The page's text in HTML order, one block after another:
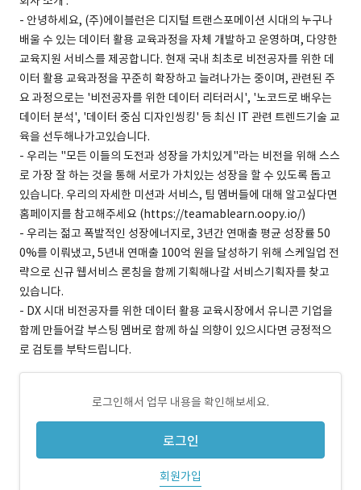
- 안녕하세요, (주)에이블런은 디지털 트랜스포메이션 시대의 누구나
배울 수 있는 데이터 활용 교육과정을 자체 개발하고 운영하며, 다양한
교육지원 서비스를 제공합니다. 현재 국내 최초로 비전공자를 위한 데
이터 활용 교육과정을 꾸준히 확장하고 늘려나가는 중이며, 관련된 주
요 과정으로는 '비전공자를 위한 데이터 리터러시', '노코드로 배우는
데이터 분석', '데이터 중심 디자인씽킹' 등 최신 IT 관련 트렌드기술 교
육을 선두해나가고있습니다.
- 우리는 "모든 이들의 도전과 성장을 가치있게"라는 비전을 위해 스스
로 가장 잘 하는 것을 통해 서로가 가치있는 성장을 할 수 있도록 돕고
있습니다. 우리의 자세한 미션과 서비스, 팀 멤버들에 대해 알고싶다면
홈페이지를 참고해주세요 (https://teamablearn.oopy.io/)
- 우리는 젊고 폭발적인 성장에너지로, 3년간 연매출 평균 성장률 50
0%를 이뤄냈고, 5년내 연매출 100억 원을 달성하기 위해 스케일업 전
략으로 신규 웹서비스 론칭을 함께 기획해나갈 서비스기획자를 찾고
있습니다.
- DX 시대 비전공자를 위한 데이터 활용 교육시장에서 유니콘 기업을
함께 만들어갈 부스팅 멤버로 함께 하실 의향이 있으시다면 긍정적으
로 검토를 부탁드립니다.
로그인해서 업무 내용을 확인해보세요.
로그인
회원가입